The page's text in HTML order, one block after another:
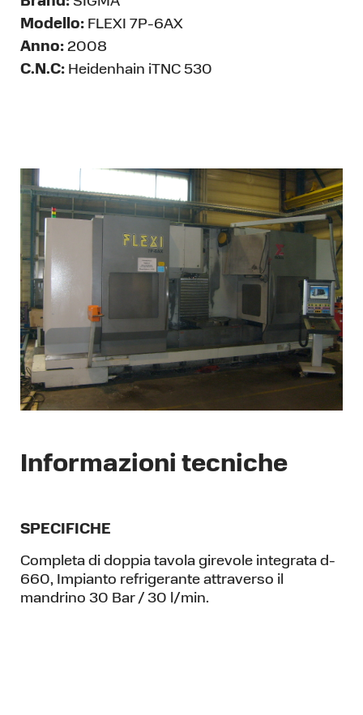
Modello: FLEXI 7P-6AX
Anno: 2008
C.N.C: Heidenhain iTNC 530
Informazioni tecniche
SPECIFICHE
Completa di doppia tavola girevole integrata d-
660, Impianto refrigerante attraverso il
mandrino 30 Bar / 30 l/min.